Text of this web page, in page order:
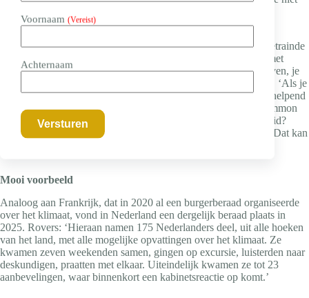
Voornaam (Vereist)
Achternaam
Ook bij het oplossen van kleinere vraagstukken is zo’n goed getrainde
spier nuttig, bijvoorbeeld in de huiselijke sfeer of in de relatie met
schoonfamilie. ‘Je kunt die spier ook trainen in het dagelijks leven, je
hebt daar niet persé een burgerberaad voor nodig’, stelt Rovers. ‘Als je
met je gezin wilt bepalen waar je heen gaat op vakantie, is het helpend
als je eens een rondje maakt, goed naar elkaar luistert en de common
ground vindt. En ben je het niet eens met een vriend of familielid?
Roep dan niet meteen: ‘Dat is niet waar!’, maar stel een vraag. Dat kan
Mooi voorbeeld
Analoog aan Frankrijk, dat in 2020 al een burgerberaad organiseerde
over het klimaat, vond in Nederland een dergelijk beraad plaats in
2025. Rovers: ‘Hieraan namen 175 Nederlanders deel, uit alle hoeken
van het land, met alle mogelijke opvattingen over het klimaat. Ze
kwamen zeven weekenden samen, gingen op excursie, luisterden naar
deskundigen, praatten met elkaar. Uiteindelijk kwamen ze tot 23
aanbevelingen, waar binnenkort een kabinetsreactie op komt.’